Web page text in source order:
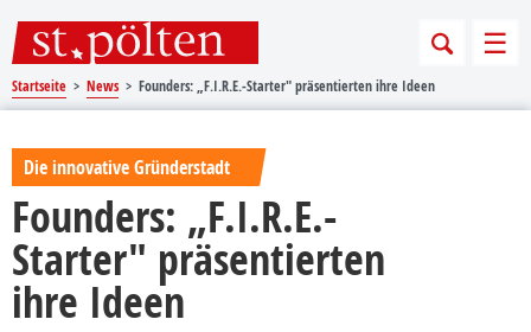
Startseite News Founders: „F.I.R.E.-Starter" präsentierten ihre Ideen
Die innovative Gründerstadt
Founders: „F.I.R.E.-
Starter" präsentierten
ihre Ideen